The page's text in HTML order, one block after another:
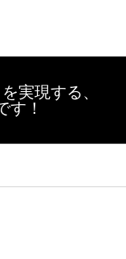
実現する、
す！